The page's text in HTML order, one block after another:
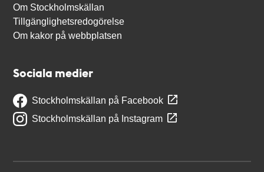
Om Stockholmskällan
Tillgänglighetsredogörelse
Om kakor på webbplatsen
Sociala medier
Stockholmskällan på Facebook
Stockholmskällan på Instagram